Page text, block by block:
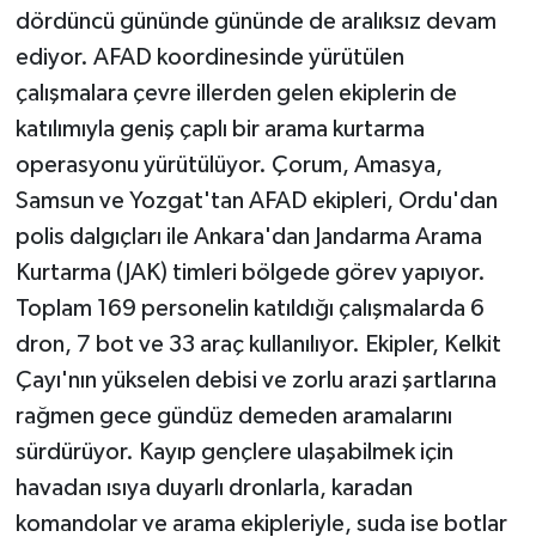
dördüncü gününde gününde de aralıksız devam
ediyor. AFAD koordinesinde yürütülen
çalışmalara çevre illerden gelen ekiplerin de
katılımıyla geniş çaplı bir arama kurtarma
operasyonu yürütülüyor. Çorum, Amasya,
Samsun ve Yozgat'tan AFAD ekipleri, Ordu'dan
polis dalgıçları ile Ankara'dan Jandarma Arama
Kurtarma (JAK) timleri bölgede görev yapıyor.
Toplam 169 personelin katıldığı çalışmalarda 6
dron, 7 bot ve 33 araç kullanılıyor. Ekipler, Kelkit
Çayı'nın yükselen debisi ve zorlu arazi şartlarına
rağmen gece gündüz demeden aramalarını
sürdürüyor. Kayıp gençlere ulaşabilmek için
havadan ısıya duyarlı dronlarla, karadan
komandolar ve arama ekipleriyle, suda ise botlar